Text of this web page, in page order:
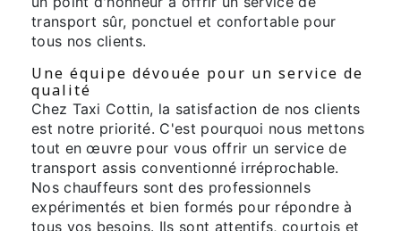
transport sûr, ponctuel et confortable pour
tous nos clients.
Une équipe dévouée pour un service de
qualité
Chez Taxi Cottin, la satisfaction de nos clients
est notre priorité. C'est pourquoi nous mettons
tout en œuvre pour vous offrir un service de
transport assis conventionné irréprochable.
Nos chauffeurs sont des professionnels
expérimentés et bien formés pour répondre à
tous vos besoins. Ils sont attentifs, courtois et